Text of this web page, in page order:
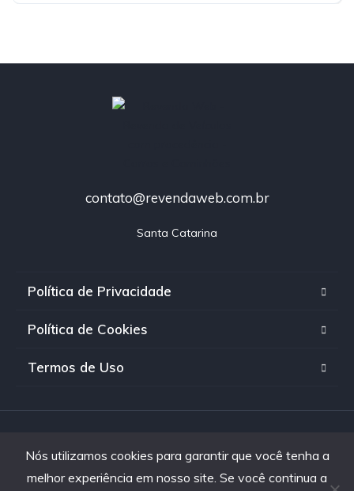
contato@revendaweb.com.br
Santa Catarina
Política de Privacidade
Política de Cookies
Termos de Uso
reservados
Nós utilizamos cookies para garantir que você tenha a
melhor experiência em nosso site. Se você continua a